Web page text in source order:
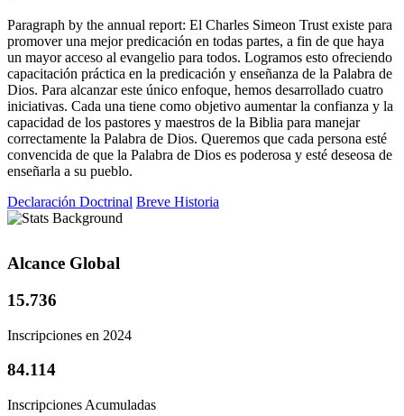
Paragraph by the annual report: El Charles Simeon Trust existe para
promover una mejor predicación en todas partes, a fin de que haya
un mayor acceso al evangelio para todos. Logramos esto ofreciendo
capacitación práctica en la predicación y enseñanza de la Palabra de
Dios. Para alcanzar este único enfoque, hemos desarrollado cuatro
iniciativas. Cada una tiene como objetivo aumentar la confianza y la
capacidad de los pastores y maestros de la Biblia para manejar
correctamente la Palabra de Dios. Queremos que cada persona esté
convencida de que la Palabra de Dios es poderosa y esté deseosa de
enseñarla a su pueblo.
Declaración Doctrinal Breve Historia
Alcance Global
15.736
Inscripciones en 2024
84.114
Inscripciones Acumuladas